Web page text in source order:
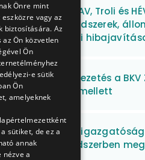
Zrt. Villamos, MFAV, Troli
távvezérlő rendszerek,
és eseti
számlavezetés a
biztosítása mellett
Villamos
ciklusrendszerben
Önre mint
vagy az
biztosítására. Az
Ön közvetlen
Ön
e sütik
Ön
amelyeknek
sütiket, de ez a
annak
nézve a